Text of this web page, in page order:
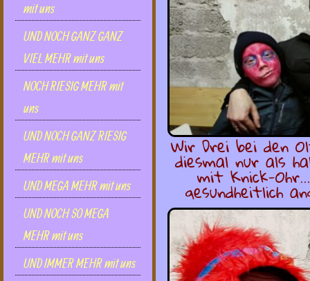
mit uns
UND NOCH GANZ GANZ
VIEL MEHR mit uns
NOCH RIESIG MEHR mit
uns
UND NOCH GANZ RIESIG
MEHR mit uns
UND MEGA MEHR mit uns
UND NOCH SO MEGA
MEHR mit uns
UND IMMER MEHR mit uns
Wir Drei bei den
diesmal nur als
mit Knick-
gesundheitlich